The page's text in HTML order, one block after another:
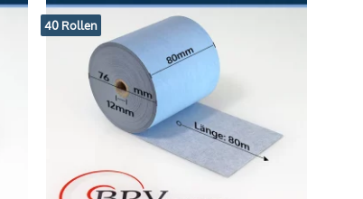
40 Rollen